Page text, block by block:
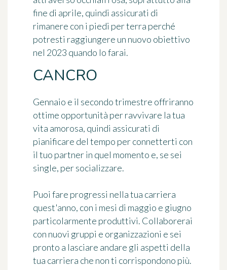
fine di aprile, quindi assicurati di
rimanere con i piedi per terra perché
potresti raggiungere un nuovo obiettivo
nel 2023 quando lo farai.
CANCRO
Gennaio e il secondo trimestre offriranno
ottime opportunità per ravvivare la tua
vita amorosa, quindi assicurati di
pianificare del tempo per connetterti con
il tuo partner in quel momento e, se sei
single, per socializzare.
Puoi fare progressi nella tua carriera
quest'anno, con i mesi di maggio e giugno
particolarmente produttivi. Collaborerai
con nuovi gruppi e organizzazioni e sei
pronto a lasciare andare gli aspetti della
tua carriera che non ti corrispondono più.